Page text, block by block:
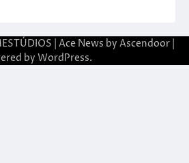
| Ace News by Ascendoor|
by WordPress.